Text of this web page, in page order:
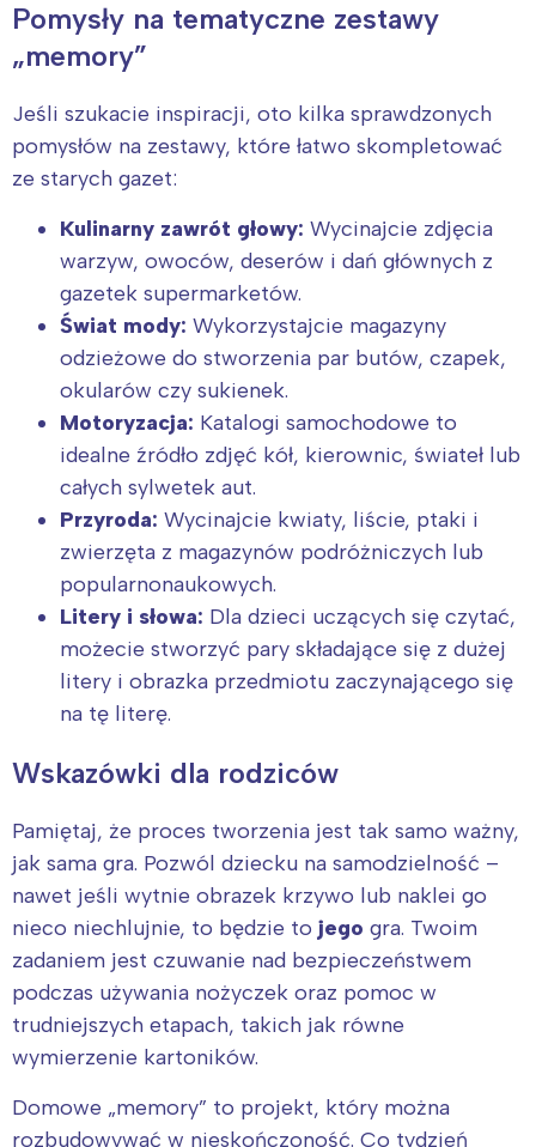
Pomysły na tematyczne zestawy
„memory”
Jeśli szukacie inspiracji, oto kilka sprawdzonych
pomysłów na zestawy, które łatwo skompletować
ze starych gazet:
Kulinarny zawrót głowy: Wycinajcie zdjęcia
warzyw, owoców, deserów i dań głównych z
gazetek supermarketów.
Świat mody: Wykorzystajcie magazyny
odzieżowe do stworzenia par butów, czapek,
okularów czy sukienek.
Motoryzacja: Katalogi samochodowe to
idealne źródło zdjęć kół, kierownic, świateł lub
całych sylwetek aut.
Przyroda: Wycinajcie kwiaty, liście, ptaki i
zwierzęta z magazynów podróżniczych lub
popularnonaukowych.
Litery i słowa: Dla dzieci uczących się czytać,
możecie stworzyć pary składające się z dużej
litery i obrazka przedmiotu zaczynającego się
na tę literę.
Wskazówki dla rodziców
Pamiętaj, że proces tworzenia jest tak samo ważny,
jak sama gra. Pozwól dziecku na samodzielność –
nawet jeśli wytnie obrazek krzywo lub naklei go
nieco niechlujnie, to będzie to jego gra. Twoim
zadaniem jest czuwanie nad bezpieczeństwem
podczas używania nożyczek oraz pomoc w
trudniejszych etapach, takich jak równe
wymierzenie kartoników.
Domowe „memory” to projekt, który można
rozbudowywać w nieskończoność. Co tydzień